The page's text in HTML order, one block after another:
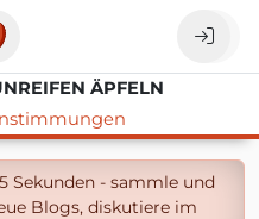
ÄPFELN
Sekunden - sammle und
Blogs, diskutiere im